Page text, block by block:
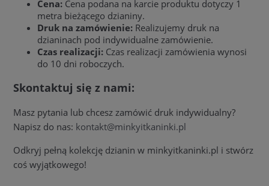
Cena: Cena podana na karcie produktu dotyczy 1
metra bieżącego dzianiny.
Druk na zamówienie: Realizujemy druk na
dzianinach pod indywidualne zamówienie.
Czas realizacji: Czas realizacji zamówienia wynosi
do 10 dni roboczych.
Skontaktuj się z nami:
Masz pytania lub chcesz zamówić druk indywidualny?
Napisz do nas: kontakt@minkyitkaninki.pl
Odkryj pełną kolekcję dzianin w minkyitkaninki.pl i stwórz
coś wyjątkowego!